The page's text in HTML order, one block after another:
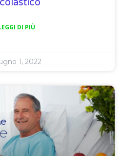
DI PIÙ
1, 2022